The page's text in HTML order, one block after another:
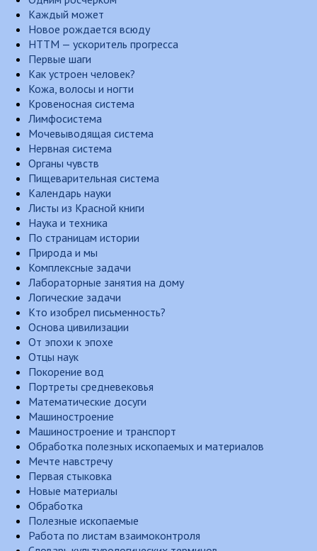
Каждый может
Новое рождается всюду
НТТМ — ускоритель прогресса
Первые шаги
Как устроен человек?
Кожа, волосы и ногти
Кровеносная система
Лимфосистема
Мочевыводящая система
Нервная система
Органы чувств
Пищеварительная система
Календарь науки
Листы из Красной книги
Наука и техника
По страницам истории
Природа и мы
Комплексные задачи
Лабораторные занятия на дому
Логические задачи
Кто изобрел письменность?
Основа цивилизации
От эпохи к эпохе
Отцы наук
Покорение вод
Портреты средневековья
Математические досуги
Машиностроение
Машиностроение и транспорт
Обработка полезных ископаемых и материалов
Мечте навстречу
Первая стыковка
Новые материалы
Обработка
Полезные ископаемые
Работа по листам взаимоконтроля